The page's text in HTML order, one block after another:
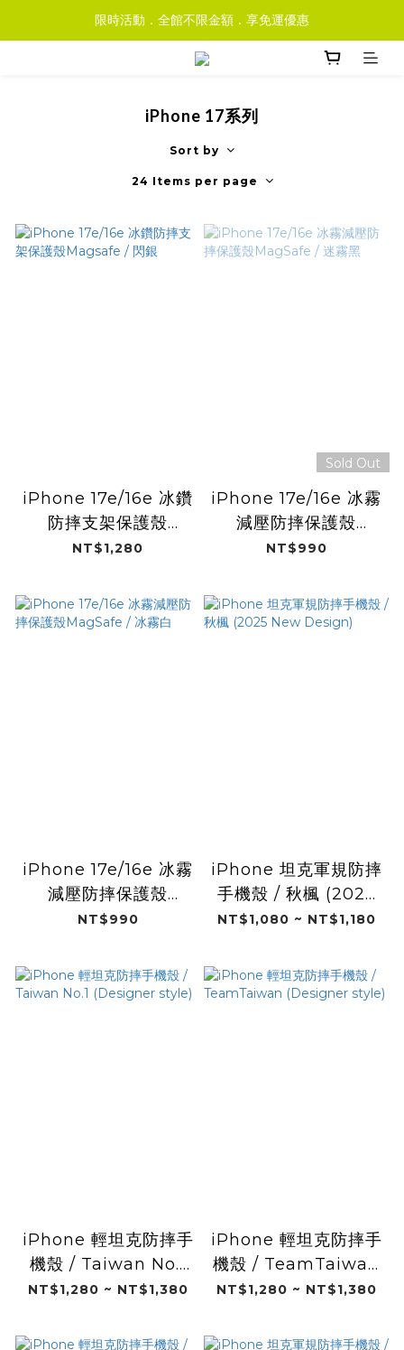
限時活動．全館不限金額．享免運優惠
iPhone 17系列
Sort by
24 Items per page
iPhone 17e/16e 冰鑽
防摔支架保護殼
Magsafe / 閃銀
NT$1,280
Sold Out
iPhone 17e/16e 冰霧
減壓防摔保護殼
MagSafe / 迷霧黑
NT$990
iPhone 17e/16e 冰霧
減壓防摔保護殼
MagSafe / 冰霧白
NT$990
iPhone 坦克軍規防摔
手機殼 / 秋楓 (2025
New Design)
NT$1,080 ~ NT$1,180
iPhone 輕坦克防摔手
機殼 / Taiwan No.1
(Designer style)
NT$1,280 ~ NT$1,380
iPhone 輕坦克防摔手
機殼 / TeamTaiwan
(Designer style)
NT$1,280 ~ NT$1,380